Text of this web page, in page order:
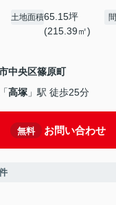
土地面積65.15坪
(215.39㎡)
中央区篠原町
「高塚 」駅 徒歩25分
無料 お問い合わせ